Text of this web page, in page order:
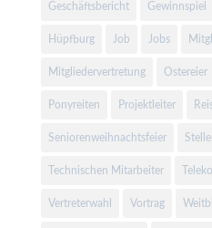
Geschäftsbericht Gewinnspiel
Hüpfburg Job Jobs
Mitgliedervertretung Ostereier
Ponyreiten Projektleiter
Seniorenweihnachtsfeier
Technischen Mitarbeiter
Vertreterwahl Vortrag